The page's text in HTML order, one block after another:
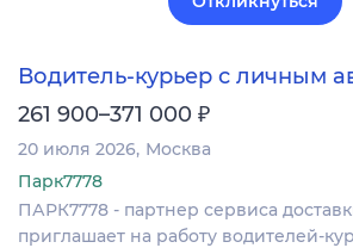
Водитель-курьер с личным
261 900–371 000 ₽
20 июля 2026 Москва
Парк7778
ПАРК7778 - партнер сервиса
приглашает на работу водителей-